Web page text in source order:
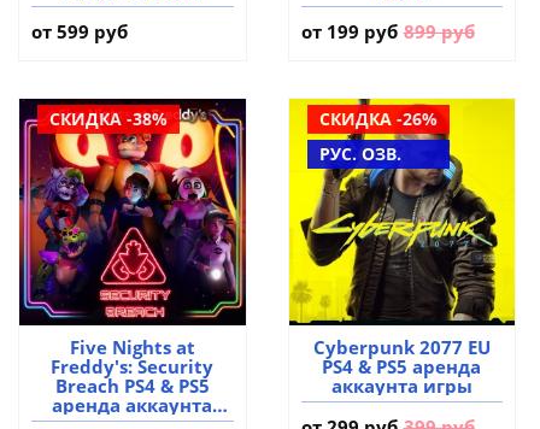
от 599 руб
от 199 руб 899 руб
СКИДКА -38%
Five Nights at
Freddy's: Security
Breach PS4 & PS5
аренда аккаунта
игры
СКИДКА -26%
РУС. ОЗВ.
Cyberpunk 2077 EU
PS4 & PS5 аренда
аккаунта игры